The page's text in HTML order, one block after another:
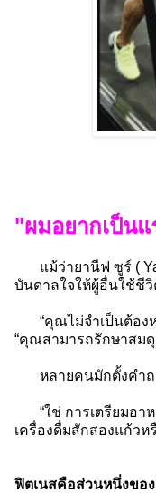
"ผมอยากเป็น
แม้ว่ายานีฟ ซูร์ (
บันดาลใจให้ผู้อื่นใช้ชี
“คุณไม่จำเป็นต้องหม
“คุณสามารถรักษาสม
หลายคนมักตั้งคำถา
“ใช่ การเตรียมอาห
เครื่องดื่มสักสองแก้ว
ฟิตเนสคือส่วนหนึ่งของ